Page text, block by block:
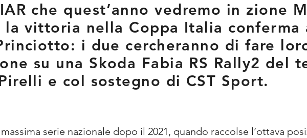
che quest’anno vedremo in zione
vittoria nella Coppa Italia conferma
i due cercheranno di fare
su una Skoda Fabia RS Rally2 del
e col sostegno di CST Sport.
serie nazionale dopo il 2021, quando raccolse l’ottava